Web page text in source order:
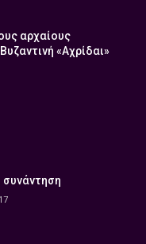
αρχαίους
«Αχρίδαι»
συνάντηση